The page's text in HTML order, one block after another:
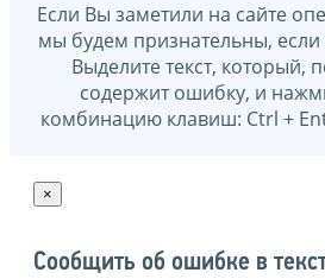
Если Вы заметили на сайте
мы будем признательны,
Выделите текст,
содержит ошибку, и
комбинацию клавиш: Ctrl +
×
Сообщить об ошибке в